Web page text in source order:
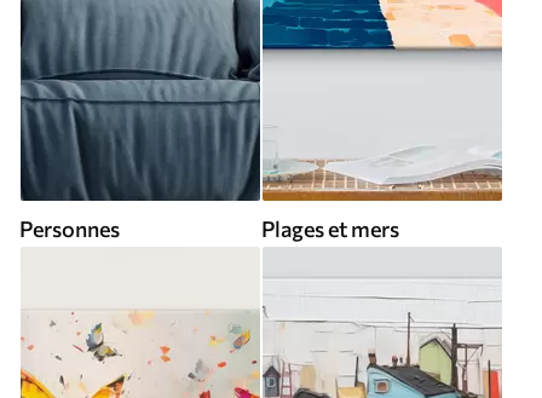
Personnes Plages et mers